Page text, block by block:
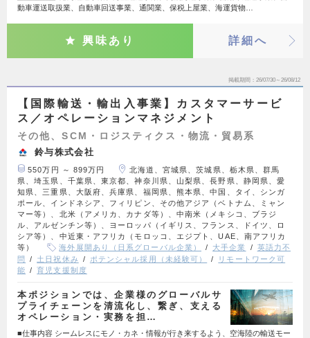
動車運送取扱業、自動車回送事業、通関業、保税上屋業、海運貨物…
興味あり 詳細へ
掲載期間 26/07/30～26/08/12
【国際輸送・輸出入事業】カスタマーサービ
ス／オペレーションマネジメント
その他、SCM・ロジスティクス・物流・貿易系
鈴与株式会社
550万円 ～ 899万円
北海道、宮城県、茨城県、栃木県、群馬
県、埼玉県、千葉県、東京都、神奈川県、山梨県、長野県、静岡県、愛
知県、三重県、大阪府、兵庫県、福岡県、熊本県、中国、タイ、シンガ
ポール、インドネシア、フィリピン、その他アジア（ベトナム、ミャン
マー等）、北米（アメリカ、カナダ等）、中南米（メキシコ、ブラジ
ル、アルゼンチン等）、ヨーロッパ（イギリス、フランス、ドイツ、ロ
シア等）、中近東・アフリカ（モロッコ、エジプト、UAE、南アフリカ
等）
海外展開あり（日系グローバル企業） 大手企業
英語力不
問
土日祝休み ポテンシャル採用（未経験可）
リモートワーク可
能
育児支援制度
本ポジションでは、企業様のグローバルサ
プライチェーンを清流化し、繋ぎ、支える
オペレーション・実務を担…
■仕事内容 シームレスにモノ・カネ・情報が行き来するよう、空海陸の輸送モー